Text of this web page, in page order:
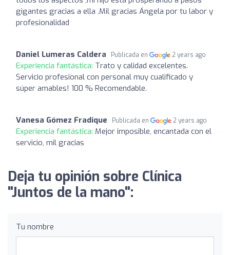
gigantes gracias a ella .Mil gracias Ángela por tu labor y
profesionalidad
Daniel Lumeras Caldera Publicada en 2 years ago
Experiencia fantástica: Trato y calidad excelentes.
Servicio profesional con personal muy cualificado y
súper amables! 100 % Recomendable.
Vanesa Gómez Fradique Publicada en 2 years ago
Experiencia fantástica: Mejor imposible, encantada con el
servicio, mil gracias
Deja tu opinión sobre Clínica
"Juntos de la mano":
Tu nombre